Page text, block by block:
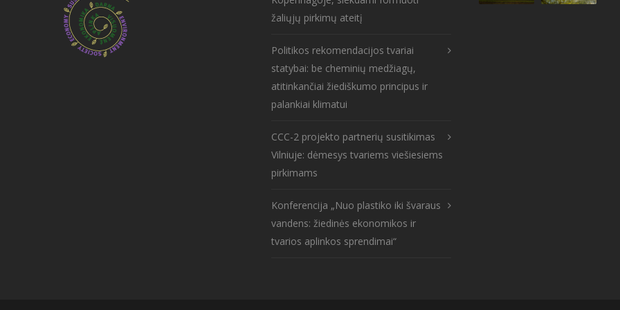
žaliųjų pirkimų ateitį
Politikos rekomendacijos tvariai
statybai: be cheminių medžiagų,
atitinkančiai žiediškumo principus ir
palankiai klimatui
CCC-2 projekto partnerių susitikimas
Vilniuje: dėmesys tvariems viešiesiems
pirkimams
Konferencija „Nuo plastiko iki švaraus
vandens: žiedinės ekonomikos ir
tvarios aplinkos sprendimai“